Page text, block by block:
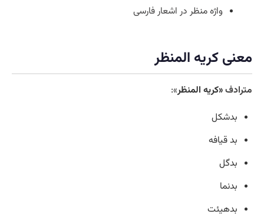
واژه منظر در اشعار فارسی
معنی کریه المنظر
مترادف«کریه المنظر»:
بدشکل
بد قیافه
بدگل
بدنما
بدهیئت